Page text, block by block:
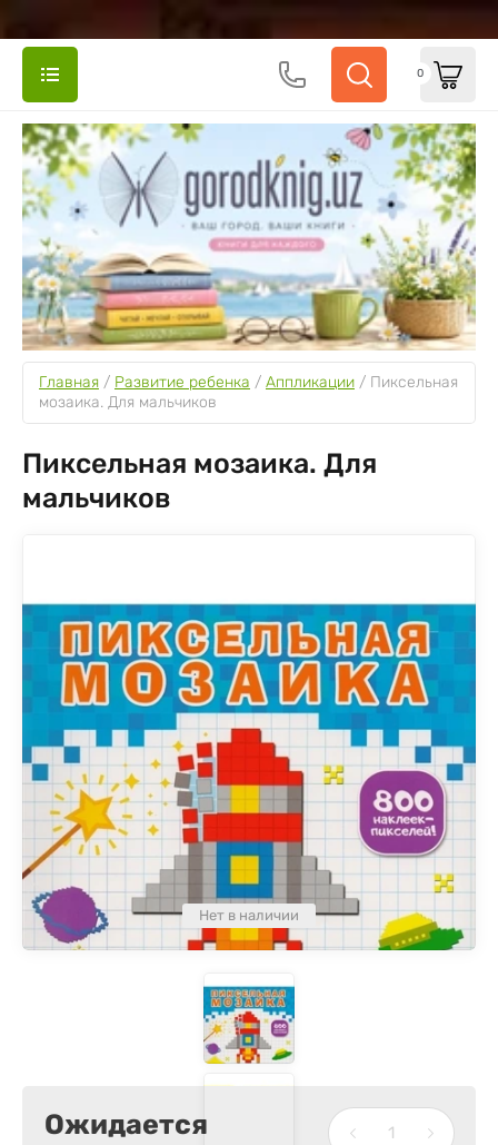
0
Главная / Развитие ребенка / Аппликации / Пиксельная
мозаика. Для мальчиков
Пиксельная мозаика. Для
мальчиков
Нет в наличии
Ожидается